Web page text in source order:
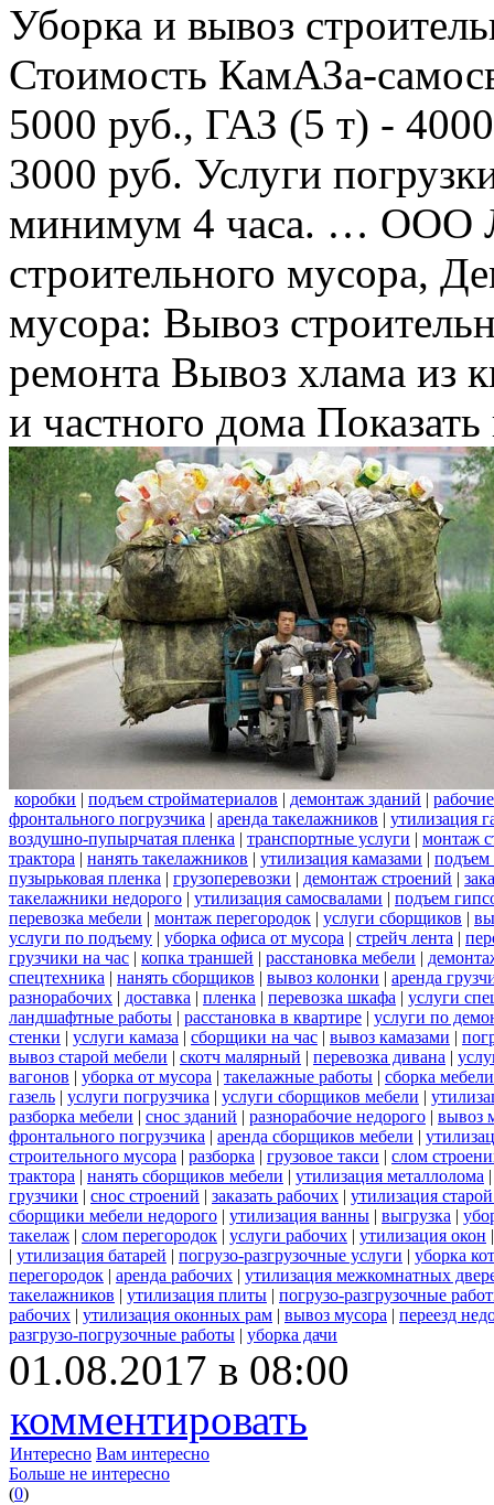
Уборка и вывоз
Стоимость КамАЗа-
5000 руб., ГАЗ (5 т) -
3000 руб. Услуги
минимум 4 часа. …
строительного мусора,
мусора: Вывоз
ремонта Вывоз хлама из
и частного дома
коробки | подъем стройматериалов | демонтаж зданий |
фронтального погрузчика | аренда такелажников | утилизация
воздушно-пупырчатая пленка | транспортные услуги | монтаж
трактора | нанять такелажников | утилизация камазами | подъем
пузырьковая пленка | грузоперевозки | демонтаж строений |
такелажники недорого | утилизация самосвалами | подъем
перевозка мебели | монтаж перегородок | услуги сборщиков |
услуги по подъему | уборка офиса от мусора | стрейч лента |
грузчики на час | копка траншей | расстановка мебели |
спецтехника | нанять сборщиков | вывоз колонки | аренда
разнорабочих | доставка | пленка | перевозка шкафа | услуги
ландшафтные работы | расстановка в квартире | услуги по
стенки | услуги камаза | сборщики на час | вывоз камазами |
вывоз старой мебели | скотч малярный | перевозка дивана |
вагонов | уборка от мусора | такелажные работы | сборка мебели
газель | услуги погрузчика | услуги сборщиков мебели |
разборка мебели | снос зданий | разнорабочие недорого | вывоз
фронтального погрузчика | аренда сборщиков мебели |
строительного мусора | разборка | грузовое такси | слом
трактора | нанять сборщиков мебели | утилизация металлолома
грузчики | снос строений | заказать рабочих | утилизация
сборщики мебели недорого | утилизация ванны | выгрузка |
такелаж | слом перегородок | услуги рабочих | утилизация окон
| утилизация батарей | погрузо-разгрузочные услуги | уборка
перегородок | аренда рабочих | утилизация межкомнатных
такелажников | утилизация плиты | погрузо-разгрузочные
рабочих | утилизация оконных рам | вывоз мусора | переезд
разгрузо-погрузочные работы | уборка дачи
01.08.2017 в 08:00
комментировать
Интересно Вам интересно
Больше не интересно
(0)